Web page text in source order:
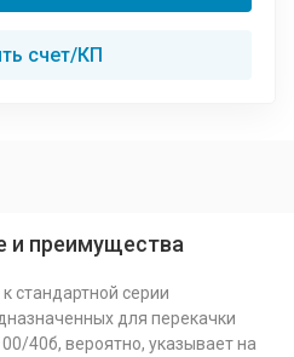
счет/КП
и преимущества
стандартной серии
для перекачки
40б, вероятно, указывает на